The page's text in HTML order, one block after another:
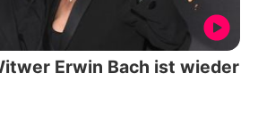
Erwin Bach ist wieder